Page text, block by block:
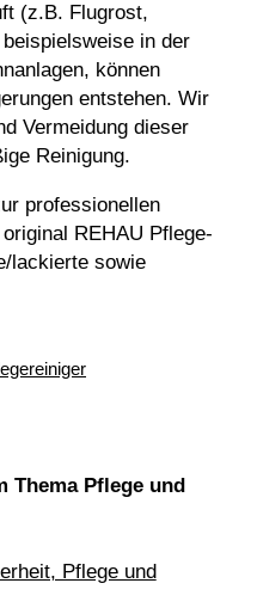
(z.B. Flugrost,
in der
können
entstehen. Wir
Vermeidung dieser
Reinigung.
professionellen
REHAU Pflege-
lackierte sowie
Thema Pflege und
Pflege und